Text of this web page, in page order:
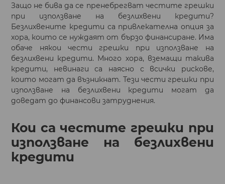
Защо не бива да се пренебрегват честите грешки
при използване на безлихвени кредити?
Безлихвените кредити са привлекателна опция за
хора, които се нуждаят от бързо финансиране. Има
обаче някои чести грешки при използване на
безлихвени кредити. Много хора, вземащи такива
кредити, невинаги са наясно с всички рискове,
които могат да възникнат. Тези чести грешки при
използване на безлихвени кредити могат да
доведат до финансови затруднения.
Кои са честите грешки при
използване на безлихвени
кредити